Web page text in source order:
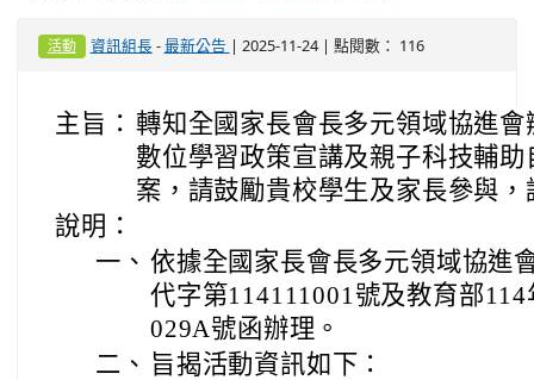
活動 資訊組長- 最新公告 | 2025-11-24 | 點閱數： 116
主旨： 轉知全國家長會長多元領域協進
數位學習政策宣講及親子科技輔
案，請鼓勵貴校學生及家長參與，
說明：
一、 依據全國家長會長多元領域協進
代字第114111001號及教育部
029A號函辦理。
二、 旨揭活動資訊如下：